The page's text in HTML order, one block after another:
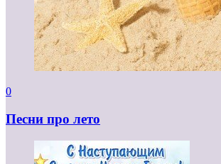
0
Песни про лето